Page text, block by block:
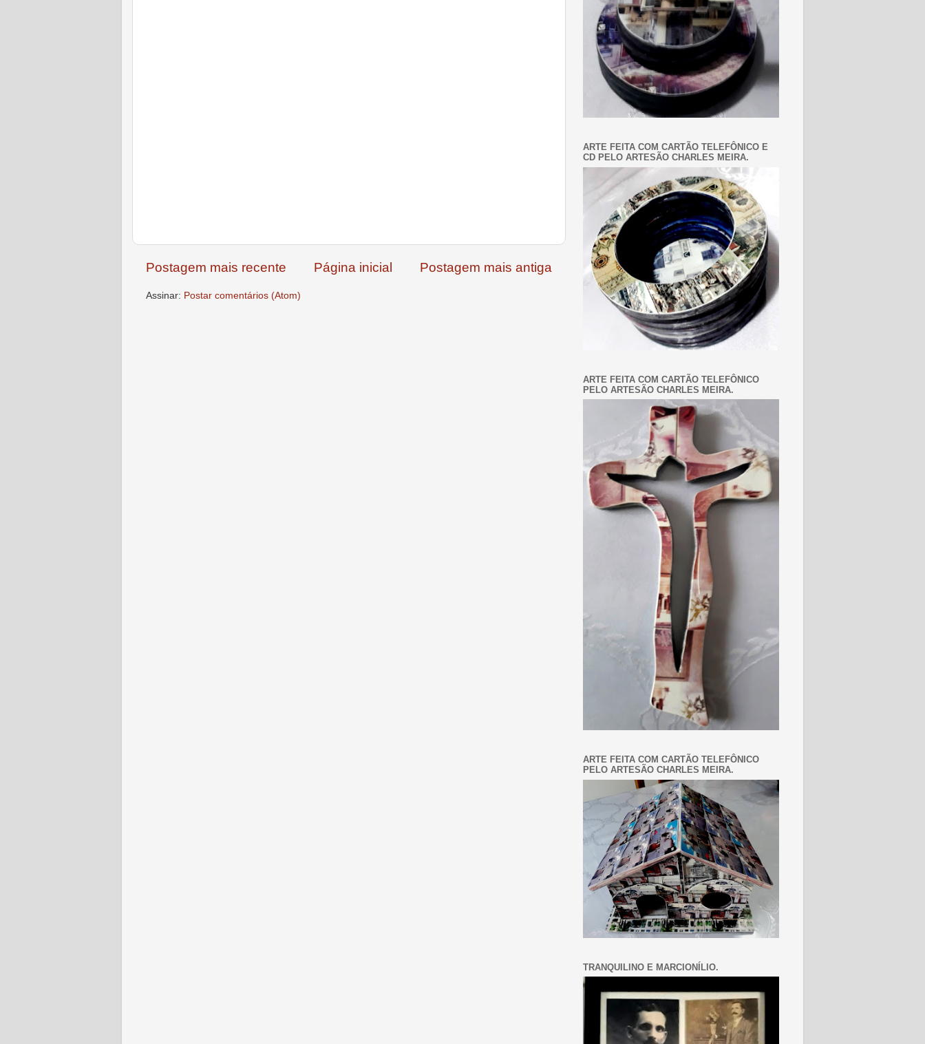
Postagem mais recente Postagem mais antiga
Página inicial
Assinar: Postar comentários (Atom)
ARTE FEITA COM CARTÃO TELEFÔNICO E
CD PELO ARTESÃO CHARLES MEIRA.
ARTE FEITA COM CARTÃO TELEFÔNICO
PELO ARTESÃO CHARLES MEIRA.
ARTE FEITA COM CARTÃO TELEFÔNICO
PELO ARTESÃO CHARLES MEIRA.
TRANQUILINO E MARCIONÍLIO.